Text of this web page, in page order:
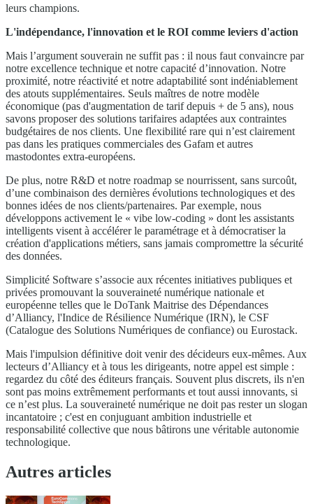
leurs champions.
L'indépendance, l'innovation et le ROI comme leviers d'action
Mais l’argument souverain ne suffit pas : il nous faut convaincre par
notre excellence technique et notre capacité d’innovation. Notre
proximité, notre réactivité et notre adaptabilité sont indéniablement
des atouts supplémentaires. Seuls maîtres de notre modèle
économique (pas d'augmentation de tarif depuis + de 5 ans), nous
savons proposer des solutions tarifaires adaptées aux contraintes
budgétaires de nos clients. Une flexibilité rare qui n’est clairement
pas dans les pratiques commerciales des Gafam et autres
mastodontes extra-européens.
De plus, notre R&D et notre roadmap se nourrissent, sans surcoût,
d’une combinaison des dernières évolutions technologiques et des
bonnes idées de nos clients/partenaires. Par exemple, nous
développons activement le « vibe low-coding » dont les assistants
intelligents visent à accélérer le paramétrage et à démocratiser la
création d'applications métiers, sans jamais compromettre la sécurité
des données.
Simplicité Software s’associe aux récentes initiatives publiques et
privées promouvant la souveraineté numérique nationale et
européenne telles que le DoTank Maitrise des Dépendances
d’Alliancy, l'Indice de Résilience Numérique (IRN), le CSF
(Catalogue des Solutions Numériques de confiance) ou Eurostack.
Mais l'impulsion définitive doit venir des décideurs eux-mêmes. Aux
lecteurs d’Alliancy et à tous les dirigeants, notre appel est simple :
regardez du côté des éditeurs français. Souvent plus discrets, ils n'en
sont pas moins extrêmement performants et tout aussi innovants, si
ce n’est plus. La souveraineté numérique ne doit pas rester un slogan
incantatoire ; c'est en conjuguant ambition industrielle et
responsabilité collective que nous bâtirons une véritable autonomie
technologique.
Autres articles